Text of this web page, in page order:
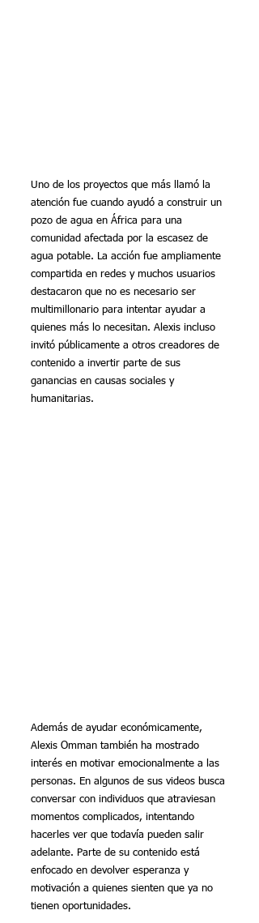
Uno de los proyectos que más llamó la
atención fue cuando ayudó a construir un
pozo de agua en África para una
comunidad afectada por la escasez de
agua potable. La acción fue ampliamente
compartida en redes y muchos usuarios
destacaron que no es necesario ser
multimillonario para intentar ayudar a
quienes más lo necesitan. Alexis incluso
invitó públicamente a otros creadores de
contenido a invertir parte de sus
ganancias en causas sociales y
humanitarias.
Además de ayudar económicamente,
Alexis Omman también ha mostrado
interés en motivar emocionalmente a las
personas. En algunos de sus videos busca
conversar con individuos que atraviesan
momentos complicados, intentando
hacerles ver que todavía pueden salir
adelante. Parte de su contenido está
enfocado en devolver esperanza y
motivación a quienes sienten que ya no
tienen oportunidades.